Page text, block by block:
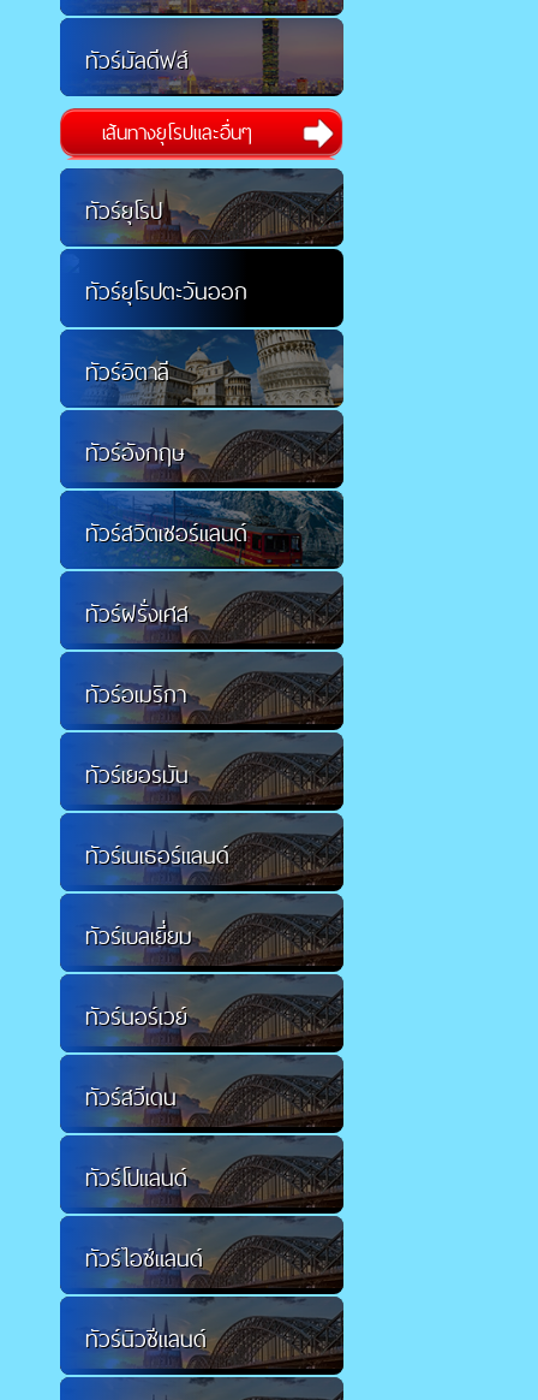
ทัวร์มัลดีฟส์
เส้นทางยุโรปและอื่นๆ
ทัวร์ยุโรป
ทัวร์ยุโรปตะวันออก
ทัวร์อิตาลี
ทัวร์อังกฤษ
ทัวร์สวิตเซอร์แลนด์
ทัวร์ฝรั่งเศส
ทัวร์อเมริกา
ทัวร์เยอรมัน
ทัวร์เนเธอร์แลนด์
ทัวร์เบลเยี่ยม
ทัวร์นอร์เวย์
ทัวร์สวีเดน
ทัวร์โปแลนด์
ทัวร์ไอซ์แลนด์
ทัวร์นิวซีแลนด์